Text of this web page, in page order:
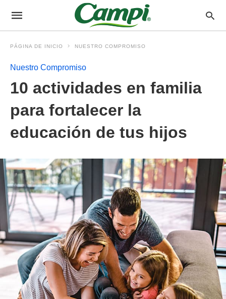
PÁGINA DE INICIO NUESTRO COMPROMISO
Nuestro Compromiso
10 actividades en familia
para fortalecer la
educación de tus hijos